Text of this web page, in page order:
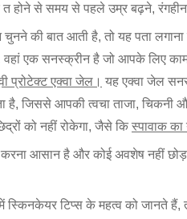
होने से समय से पहले उम्र बढ़ने,
की बात आती है, तो यह पता
एक सनस्क्रीन है जो आपके लिए
प्रोटेक्ट एक्वा जेल। यह एक्वा जेल
है, जिससे आपकी त्वचा ताजा,
को नहीं रोकेगा, जैसे कि स्पावाक
आसान है और कोई अवशेष नहीं
टिप्स के महत्व को जानते हैं,